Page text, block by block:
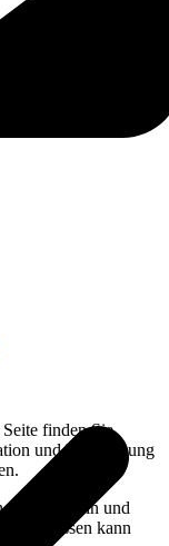
finden Sie
und Übersetzung
zu vermitteln und
Wissen kann